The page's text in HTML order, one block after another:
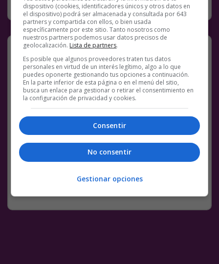
COMENTARIOS
Pero cuan romántico… aisss
nueva necesidad desbloqueada: que me
pidan matrimonio en mercadona
pic.twitter.com/HbwSlJ52Bd
— Cooltura  (@coolturabasura)
12, 2022
Facebook
Twitter
WhatsApp
Gmail
Meneame
Copy
Link
MERCADONA VÍDEOS 6 COMENTARIOS
dispositivo (cookies, identificadores únicos y otros datos en
el dispositivo) podrá ser almacenada y consultada por 643
partners y compartida con ellos, o bien usada
específicamente por este sitio. Tanto nosotros como
nuestros partners podemos usar datos precisos de
geolocalización. Lista de partners.
Es posible que algunos proveedores traten tus datos
personales en virtud de un interés legítimo, algo a lo que
puedes oponerte gestionando tus opciones a continuación.
En la parte inferior de esta página o en el menú del sitio,
busca un enlace para gestionar o retirar el consentimiento en
la configuración de privacidad y cookies.
Consentir
No consentir
Gestionar opciones